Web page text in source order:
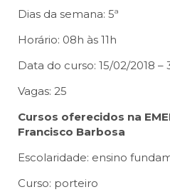
Dias da semana: 5ª
Horário: 08h às 11h
Data do curso: 15/02/2018 –
Vagas: 25
Cursos oferecidos na
Francisco Barbosa
Escolaridade: ensino
Curso: porteiro